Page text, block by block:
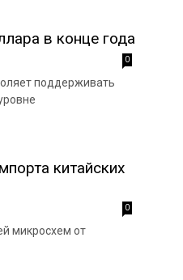
в конце года
0
поддерживать
китайских
0
микросхем от